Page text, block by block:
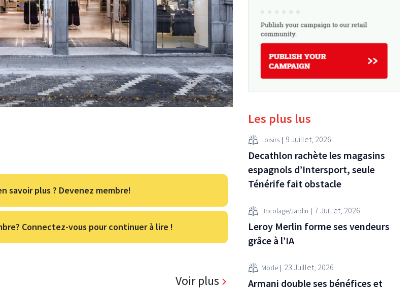
savoir plus ? Devenez membre!
Connectez-vous pour continuer à lire !
Voir plus
Les plus lus
Loisirs 9 Juillet, 2026
Decathlon rachète les magasins
espagnols d’Intersport, seule
Ténérife fait obstacle
Bricolage/Jardin 7 Juillet, 2026
Leroy Merlin forme ses vendeurs
grâce à l’IA
Mode 23 Juillet, 2026
Armani double ses bénéfices et